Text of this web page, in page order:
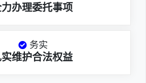
办理委托事项
务实
维护合法权益